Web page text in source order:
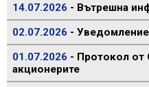
14.07.2026 - Вътрешна
02.07.2026 -
01.07.2026 - Протокол
акционерите